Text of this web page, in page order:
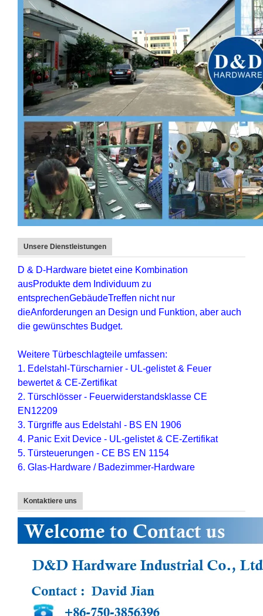
Unsere Dienstleistungen
D & D-Hardware bietet eine Kombination
ausProdukte dem Individuum zu
entsprechenGebäudeTreffen nicht nur
dieAnforderungen an Design und Funktion, aber auch
die gewünschtes Budget.
Weitere Türbeschlagteile umfassen:
1. Edelstahl-Türscharnier - UL-gelistet & Feuer
bewertet & CE-Zertifikat
2. Türschlösser - Feuerwiderstandsklasse CE
EN12209
3. Türgriffe aus Edelstahl - BS EN 1906
4. Panic Exit Device - UL-gelistet & CE-Zertifikat
5. Türsteuerungen - CE BS EN 1154
6. Glas-Hardware / Badezimmer-Hardware
Kontaktiere uns